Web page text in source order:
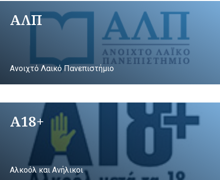
ΑΛΠ
Ανοιχτό Λαικό Πανεπιστήμιο
A18+
Αλκοόλ και Ανήλικοι